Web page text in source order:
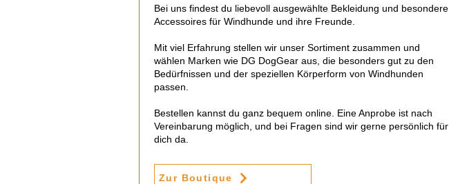
Bei uns findest du liebevoll ausgewählte Bekleidung und besondere
Accessoires für Windhunde und ihre Freunde.
Mit viel Erfahrung stellen wir unser Sortiment zusammen und
wählen Marken wie DG DogGear aus, die besonders gut zu den
Bedürfnissen und der speziellen Körperform von Windhunden
passen.
Bestellen kannst du ganz bequem online. Eine Anprobe ist nach
Vereinbarung möglich, und bei Fragen sind wir gerne persönlich für
dich da.
Zur Boutique